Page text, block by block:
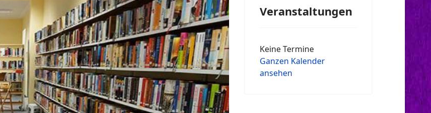
Veranstaltungen
Keine Termine
Ganzen Kalender
ansehen